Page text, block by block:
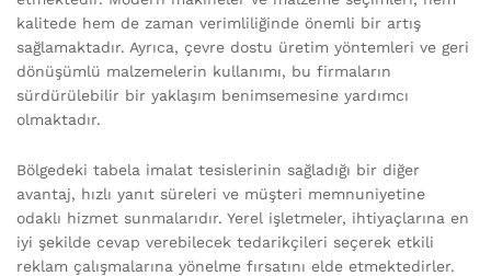
kalitede hem de zaman verimliliğinde önemli bir artış
sağlamaktadır. Ayrıca, çevre dostu üretim yöntemleri ve geri
dönüşümlü malzemelerin kullanımı, bu firmaların
sürdürülebilir bir yaklaşım benimsemesine yardımcı
olmaktadır.
Bölgedeki tabela imalat tesislerinin sağladığı bir diğer
avantaj, hızlı yanıt süreleri ve müşteri memnuniyetine
odaklı hizmet sunmalarıdır. Yerel işletmeler, ihtiyaçlarına en
iyi şekilde cevap verebilecek tedarikçileri seçerek etkili
reklam çalışmalarına yönelme fırsatını elde etmektedirler.